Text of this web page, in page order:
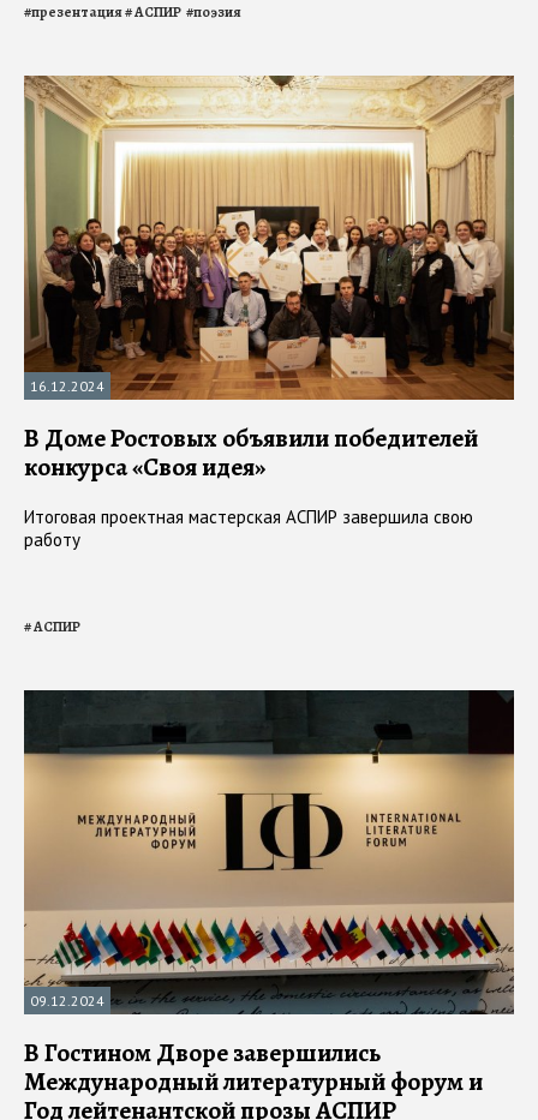
#презентация#АСПИР #поэзия
16.12.2024
В Доме Ростовых объявили победителей
конкурса «Своя идея»
Итоговая проектная мастерская АСПИР завершила свою
работу
#АСПИР
09.12.2024
В Гостином Дворе завершились
Международный литературный форум и
Год лейтенантской прозы АСПИР